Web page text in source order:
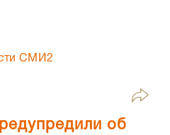
СМИ2
об